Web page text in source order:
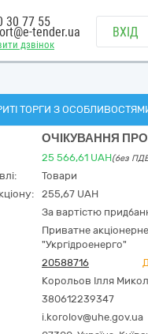
дзвінок
30 77 55
tender.ua ВХІД
ТОРГИ З
ОЧІКУВАННЯ
25 566,61 UAH(без
Товари
255,67 UAH
За вартістю
Приватне
"Укргідроенерго"
20588716
Корольов Ілля
380612239347
i.korolov@uhe.gov.ua